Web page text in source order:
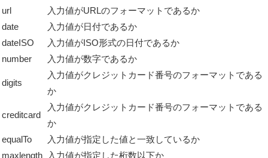
url
入力値がURLのフォーマットであるか
date
入力値が日付であるか
dateISO
入力値がISO形式の日付であるか
number
入力値が数字であるか
digits
入力値がクレジットカード番号のフォーマットである
か
creditcard
入力値がクレジットカード番号のフォーマットである
か
equalTo
入力値が指定した値と一致しているか
maxlength
入力値が指定した桁数以下か